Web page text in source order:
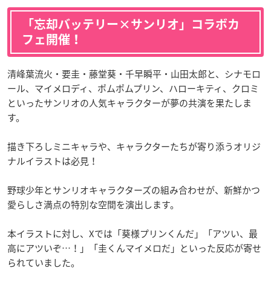
「忘却バッテリー×サンリオ」コラボカ
フェ開催！
清峰葉流火・要圭・藤堂葵・千早瞬平・山田太郎と、シナモロ
ール、マイメロディ、ポムポムプリン、ハローキティ、クロミ
といったサンリオの人気キャラクターが夢の共演を果たしま
す。
描き下ろしミニキャラや、キャラクターたちが寄り添うオリジ
ナルイラストは必見！
野球少年とサンリオキャラクターズの組み合わせが、新鮮かつ
愛らしさ満点の特別な空間を演出します。
本イラストに対し、Xでは「葵様プリンくんだ」「アツい、最
高にアツいぞ…！」「圭くんマイメロだ」といった反応が寄せ
られていました。